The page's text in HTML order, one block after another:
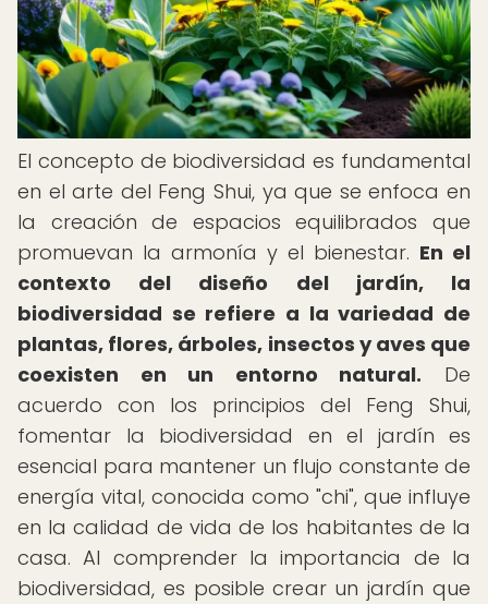
El concepto de biodiversidad es fundamental
en el arte del Feng Shui, ya que se enfoca en
la creación de espacios equilibrados que
promuevan la armonía y el bienestar. En el
contexto del diseño del jardín, la
biodiversidad se refiere a la variedad de
plantas, flores, árboles, insectos y aves que
coexisten en un entorno natural. De
acuerdo con los principios del Feng Shui,
fomentar la biodiversidad en el jardín es
esencial para mantener un flujo constante de
energía vital, conocida como "chi", que influye
en la calidad de vida de los habitantes de la
casa. Al comprender la importancia de la
biodiversidad, es posible crear un jardín que